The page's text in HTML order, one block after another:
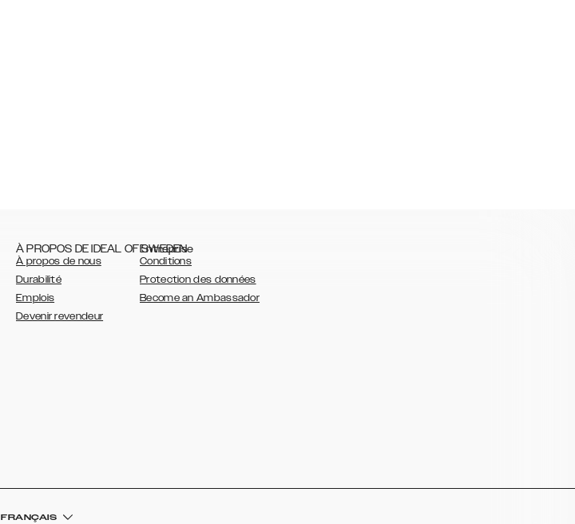
À PROPOS DE IDEAL OF SWEDEN
À propos de nous
Durabilité
Emplois
Devenir revendeur
Entreprise
Conditions
Protection des données
Become an Ambassador
FRANÇAIS
ESPAÑOL